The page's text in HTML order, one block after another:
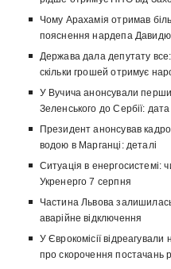
Чому Арахамія отримав
пояснення нардепа
Держава дала депутату
скільки грошей отримує
У Вучича анонсували
Зеленського до Сербії: дата
Президент анонсував
водою в Марганці: деталі
Ситуація в енергосистемі:
Укренерго 7 серпня
Частина Львова
аварійне відключення
У Єврокомісії
про скорочення постачань